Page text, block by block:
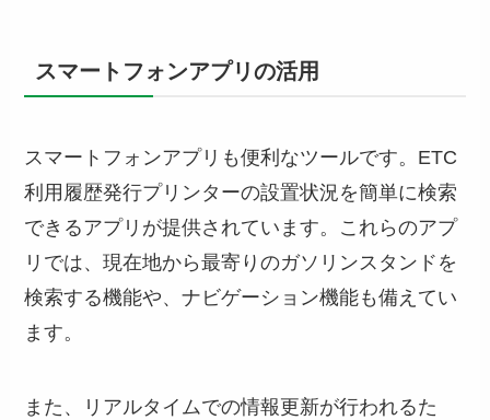
スマートフォンアプリの活用
スマートフォンアプリも便利なツールです。ETC
利用履歴発行プリンターの設置状況を簡単に検索
できるアプリが提供されています。これらのアプ
リでは、現在地から最寄りのガソリンスタンドを
検索する機能や、ナビゲーション機能も備えてい
ます。
また、リアルタイムでの情報更新が行われるた